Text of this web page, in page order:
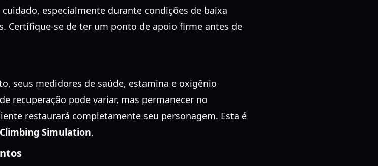
especialmente durante condições de baixa
Certifique-se de ter um ponto de apoio firme antes de
seus medidores de saúde, estamina e oxigênio
recuperação pode variar, mas permanecer no
restaurará completamente seu personagem. Esta é
Simulation.